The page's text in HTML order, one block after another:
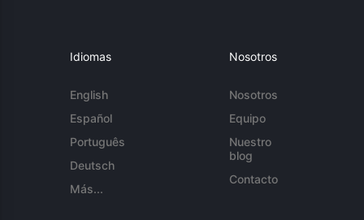
Idiomas
English
Español
Português
Deutsch
Más...
Nosotros
Nosotros
Equipo
Nuestro
blog
Contacto